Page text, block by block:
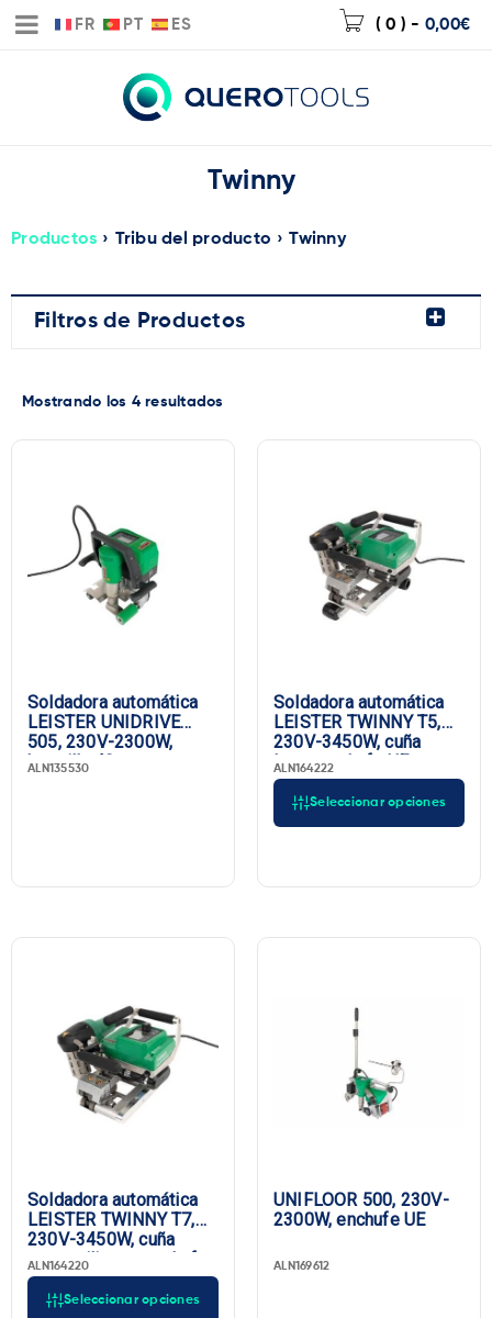
FR PT ES ( 0 ) - 0,00€
Twinny
Productos › Tribu del producto › Twinny
Filtros de Productos
Mostrando los 4 resultados
Soldadora automática
LEISTER UNIDRIVE
505, 230V-2300W,
boquilla 40 mm,
ALN135530
Seleccionar opciones
Soldadora automática
LEISTER TWINNY T5,
230V-3450W, cuña
larga, enchufe UE
ALN164222
Seleccionar opciones
Soldadora automática
LEISTER TWINNY T7,
230V-3450W, cuña
corta, silicona, enchufe
UE
ALN164220
UNIFLOOR 500, 230V-
2300W, enchufe UE
ALN169612